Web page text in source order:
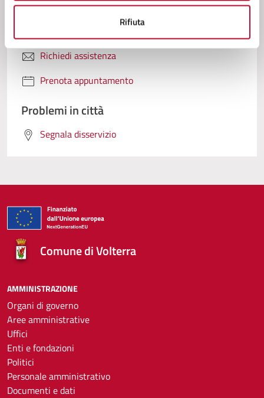
Rifiuta
Contatta il comune
Richiedi assistenza
Prenota appuntamento
Problemi in città
Segnala disservizio
Comune di Volterra
AMMINISTRAZIONE
Organi di governo
Aree amministrative
Uffici
Enti e fondazioni
Politici
Personale amministrativo
Documenti e dati